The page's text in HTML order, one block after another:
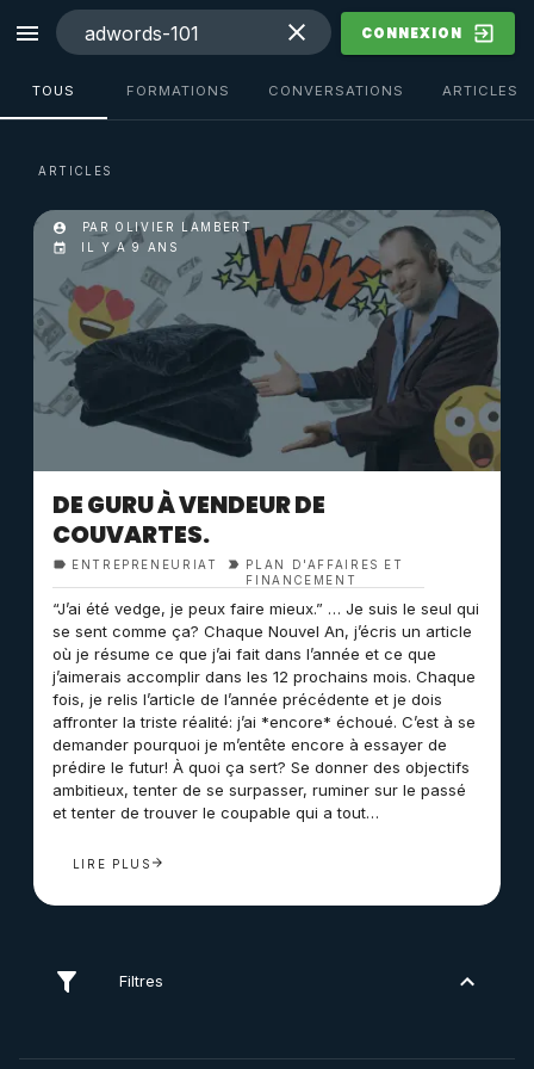
CONNEXION
TOUS FORMATIONS CONVERSATIONS ARTICLES
ARTICLES
DE GURU À VENDEUR DE
COUVARTES.
ENTREPRENEURIAT
PLAN D'AFFAIRES ET
FINANCEMENT
“J’ai été vedge, je peux faire mieux.” … Je suis le seul qui
se sent comme ça? Chaque Nouvel An, j’écris un article
où je résume ce que j’ai fait dans l’année et ce que
j’aimerais accomplir dans les 12 prochains mois. Chaque
fois, je relis l’article de l’année précédente et je dois
affronter la triste réalité: j’ai *encore* échoué. C’est à se
demander pourquoi je m’entête encore à essayer de
prédire le futur! À quoi ça sert? Se donner des objectifs
ambitieux, tenter de se surpasser, ruminer sur le passé
et tenter de trouver le coupable qui a tout…
LIRE PLUS
PAR OLIVIER LAMBERT
IL Y A 9 ANS
Filtres